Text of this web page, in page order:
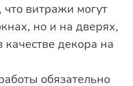
витражи могут
но и на дверях,
декора на
обязательно